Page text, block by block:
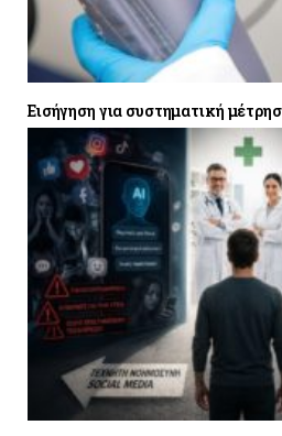
Εισήγηση για συστηματική